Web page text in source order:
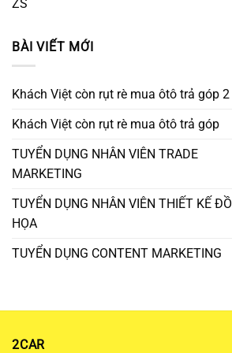
ZS
BÀI VIẾT MỚI
Khách Việt còn rụt rè mua ôtô trả góp 2
Khách Việt còn rụt rè mua ôtô trả góp
TUYỂN DỤNG NHÂN VIÊN TRADE
MARKETING
TUYỂN DỤNG NHÂN VIÊN THIẾT KẾ ĐỒ
HỌA
TUYỂN DỤNG CONTENT MARKETING
2CAR